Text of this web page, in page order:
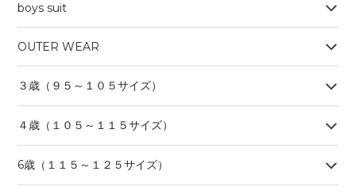
boys suit
OUTER WEAR
３歳（９５～１０５サイズ）
４歳（１０５～１１５サイズ）
6歳（１１５～１２５サイズ）